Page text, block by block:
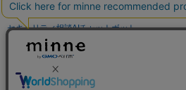
パスワード漏洩診断
Webサイトリスク診断
セキュリティ相談AIチャットボット
実在証明・盗聴対策
サイバー攻撃対策（GMO Flatt Security）